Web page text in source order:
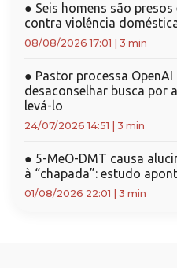
● Seis homens são
contra violência
08/08/2026 17:01 3 min
● Pastor processa OpenAI
desaconselhar busca por
levá-lo
24/07/2026 14:51 3 min
● 5-MeO-DMT causa
à “chapada”: estudo
01/08/2026 22:01 3 min